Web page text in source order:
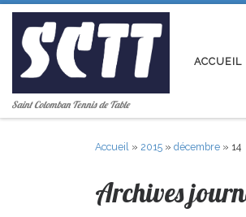
Passer au contenu
Saint Colomban Tennis de Table
ACCUEIL
Accueil » 2015 » décembre » 14
Archives